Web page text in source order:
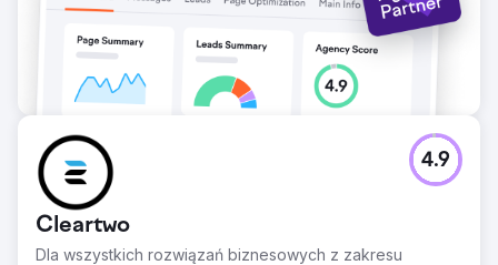
wyszukiwania i ukierunkowanej treści.
Przejdź do strony agencji
Cleartwo
Dla wszystkich rozwiązań biznesowych z zakresu
4.9